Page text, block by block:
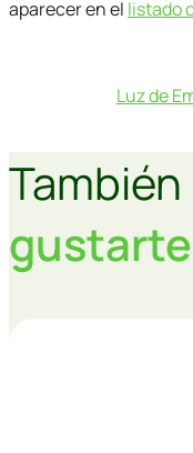
aparecer en el listado
Luz de
También
gustarte